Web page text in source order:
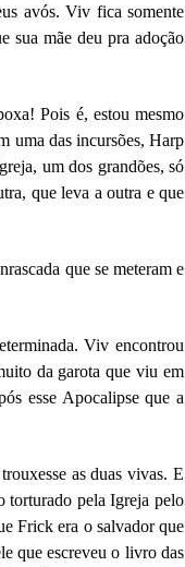
avós. Viv fica somente
sua mãe deu pra adoção
Pois é, estou mesmo
uma das incursões, Harp
um dos grandões, só
que leva a outra e que
que se meteram e
Viv encontrou
da garota que viu em
esse Apocalipse que a
as duas vivas. E
torturado pela Igreja pelo
Frick era o salvador que
que escreveu o livro das